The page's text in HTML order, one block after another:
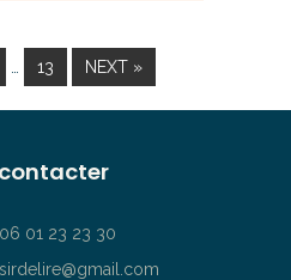
13 NEXT »
06 01 23 23 30